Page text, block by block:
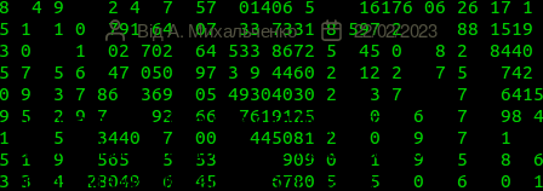
Автор
запису
ВідА. Михальченко
Дата
запису
22/02/2023
vSphere – це база баз для будь-якого
віртуалізатора, що прагне працювати з
продуктами VMware. Навіть не так: це